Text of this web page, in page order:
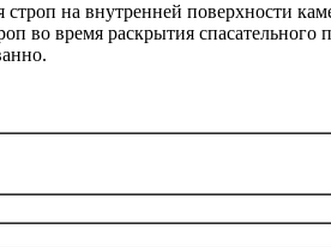
строп на внутренней поверхности
во время раскрытия спасательного